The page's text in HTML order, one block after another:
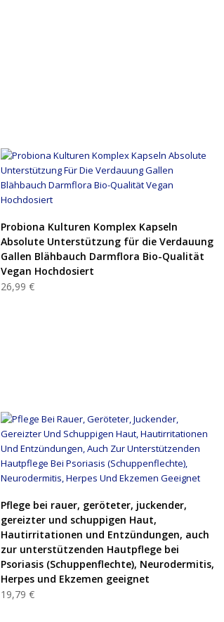
PRODUKT KAUFEN
Probiona Kulturen Komplex Kapseln
Absolute Unterstützung für die Verdauung
Gallen Blähbauch Darmflora Bio-Qualität
Vegan Hochdosiert
26,99 €
PRODUKT KAUFEN
Pflege bei rauer, geröteter, juckender,
gereizter und schuppigen Haut,
Hautirritationen und Entzündungen, auch
zur unterstützenden Hautpflege bei
Psoriasis (Schuppenflechte), Neurodermitis,
Herpes und Ekzemen geeignet
19,79 €